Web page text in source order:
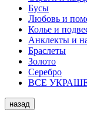
Бусы
Любовь и
Колье и
Анклекты и
Браслеты
Золото
Серебро
ВСЕ
назад